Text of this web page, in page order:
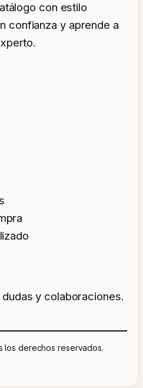
con estilo
confianza y aprende a
y colaboraciones.
los derechos reservados.